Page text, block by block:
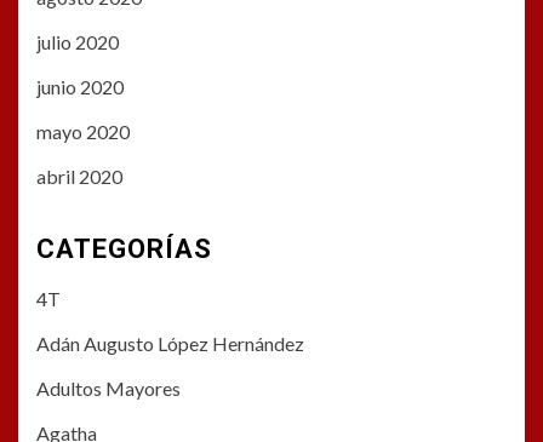
julio 2020
junio 2020
mayo 2020
abril 2020
CATEGORÍAS
4T
Adán Augusto López Hernández
Adultos Mayores
Agatha